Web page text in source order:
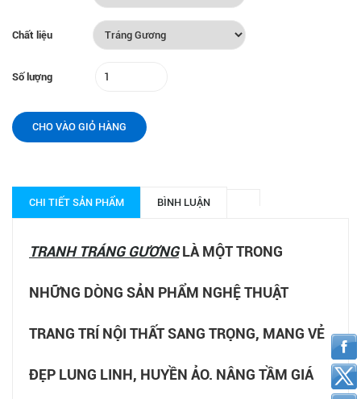
Chất liệu
Số lượng
CHO VÀO GIỎ HÀNG
CHI TIẾT SẢN PHẨM BÌNH LUẬN
TRANH TRÁNG GƯƠNGLÀ MỘT TRONG
NHỮNG DÒNG SẢN PHẨM NGHỆ THUẬT
TRANG TRÍ NỘI THẤT SANG TRỌNG, MANG VẺ
ĐẸP LUNG LINH, HUYỀN ẢO. NÂNG TẦM GIÁ